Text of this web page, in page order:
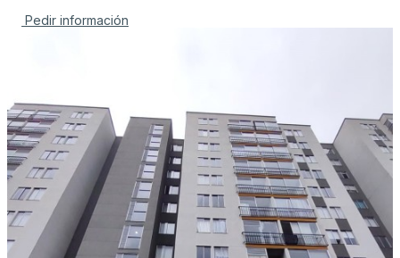
Pedir información